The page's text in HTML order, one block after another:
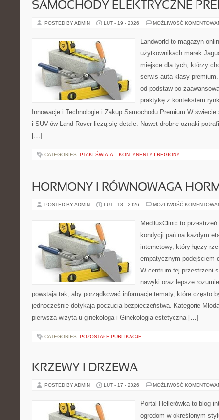
SAMOCHODY ELEKTRYCZNE
POSTED BY ADMIN LUT - 19 - 2026 MOŻLIWOŚĆ
Landworld to magazyn
użytkownikach marek
miejsce dla tych, którzy
serwis auta klasy
od podstaw po
praktykę z kontekstem
Innowacje i Technologie i Zakup Samochodu Premium W
i SUV-ów Land Rover liczą się detale. Nawet drobne oznaki
[…]
CATEGORIES: PTAKI ŚWIATA – KONTYNENTY I REGIONY
HORMONY I RÓWNOWAGA
POSTED BY ADMIN LUT - 18 - 2026 MOŻLIWOŚĆ
MediluxClinic to
kondycji pań na każdym
internetowy, który łączy
empatycznym podejściem
W centrum tej przestrzeni
nawyki oraz lepsze
powstają tak, aby porządkować informacje tematy, które często
jednocześnie dotykają poczucia bezpieczeństwa. Kategorie
pierwsza wizyta u ginekologa i Ginekologia estetyczna […]
CATEGORIES: POZOSTAŁE PUBLIKACJE
KRZEWY I DRZEWA
POSTED BY ADMIN LUT - 17 - 2026 MOŻLIWOŚĆ
Portal Hellerówka to blog
ogrodom w określonym